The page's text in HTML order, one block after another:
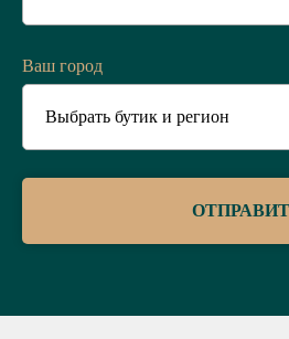
Ваш город